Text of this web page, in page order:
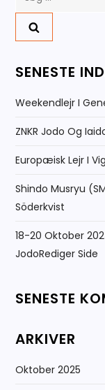
SENESTE
Weekendlejr I
ZNKR Jodo Og
Europæisk Lejr I
Shindo Musryu
Söderkvist
18-20 Oktober
JodoRediger Side
SENESTE
ARKIVER
Oktober 2025